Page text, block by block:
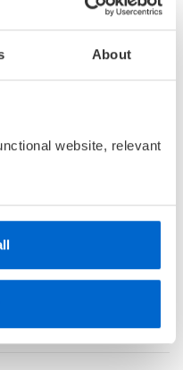
About
website, relevant
3:
mot
/
KATARINA
ANNA WINBERG
100% leselyst!